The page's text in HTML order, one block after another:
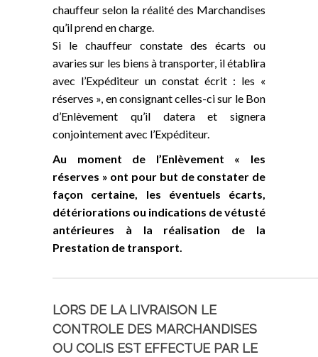
chauffeur selon la réalité des Marchandises
qu’il prend en charge.
Si le chauffeur constate des écarts ou
avaries sur les biens à transporter, il établira
avec l’Expéditeur un constat écrit : les «
réserves », en consignant celles-ci sur le Bon
d’Enlèvement qu’il datera et signera
conjointement avec l’Expéditeur.
Au moment de l’Enlèvement « les
réserves » ont pour but de constater de
façon certaine, les éventuels écarts,
détériorations ou indications de vétusté
antérieures à la réalisation de la
Prestation de transport.
LORS DE LA LIVRAISON LE
CONTROLE DES MARCHANDISES
OU COLIS EST EFFECTUE PAR LE